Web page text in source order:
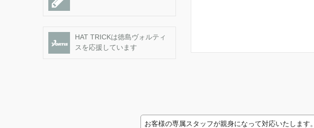
HAT TRICKは徳島ヴォルティ
スを応援しています
お客様の専属スタッフが親身になって対応いたします。